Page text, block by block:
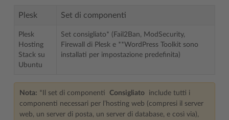
Plesk Set di componenti
Plesk
Hosting
Stack su
Ubuntu
Set consigliato* (Fail2Ban, ModSecurity,
Firewall di Plesk e **WordPress Toolkit sono
installati per impostazione predefinita)
Nota: *Il set di componenti Consigliato include tutti i
componenti necessari per l’hosting web (compresi il server
web, un server di posta, un server di database, e così via),